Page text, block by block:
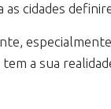
cidades
a sua